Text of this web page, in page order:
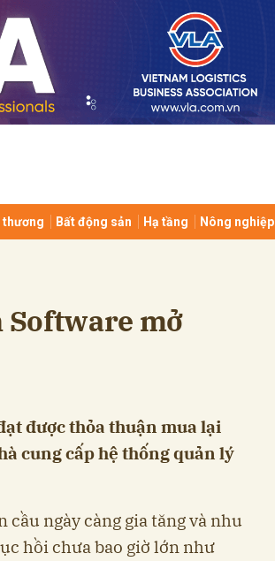
thương Bất động sản Hạ tầng Nông nghiệp
Software mở
được thỏa thuận mua lại
cung cấp hệ thống quản lý
ngày càng gia tăng và nhu
hồi chưa bao giờ lớn như